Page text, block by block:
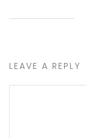
LEAVE A REPLY